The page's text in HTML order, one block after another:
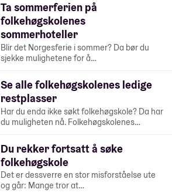
Ta sommerferien på
folkehøgskolenes
sommerhoteller
Blir det Norgesferie i sommer? Da bør du
sjekke mulighetene for å…
Se alle folkehøgskolenes ledige
restplasser
Har du enda ikke søkt folkehøgskole? Da har
du muligheten nå. Folkehøgskolenes…
Du rekker fortsatt å søke
folkehøgskole
Det er dessverre en stor misforståelse ute
og går: Mange tror at…